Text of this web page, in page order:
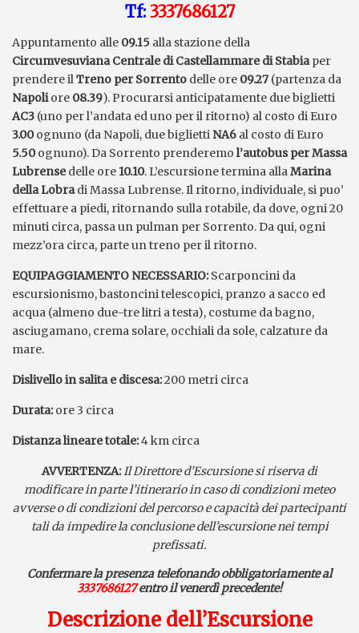
Tf:3337686127
Appuntamento alle 09.15 alla stazione della
CircumvesuvianaCentralediCastellammare di Stabiaper
prendere il Treno per Sorrento delle ore 09.27 (partenza da
Napoliore 08.39). Procurarsi anticipatamente due biglietti
AC3 (uno per l’andata ed uno per il ritorno) al costo di Euro
3.00ognuno (da Napoli, due biglietti NA6 al costo di Euro
5.50ognuno). Da Sorrento prenderemo l’autobus per Massa
Lubrensedelle ore 10.10. L’escursione termina alla Marina
della Lobradi Massa Lubrense. Il ritorno, individuale, si puo’
effettuare a piedi, ritornando sulla rotabile, da dove, ogni 20
minuti circa, passa un pulman per Sorrento. Da qui, ogni
mezz’ora circa, parte un treno per il ritorno.
EQUIPAGGIAMENTO NECESSARIO:Scarponcini da
escursionismo, bastoncini telescopici, pranzo a sacco ed
acqua (almeno due-tre litri a testa), costume da bagno,
asciugamano, crema solare, occhiali da sole, calzature da
mare.
Dislivello in salita e discesa:200 metri circa
Durata:ore 3 circa
Distanza lineare totale:4 km circa
AVVERTENZA:IlDirettored’Escursione si riserva di
modificare in parte l’itinerario in caso di condizioni meteo
avverse o di condizioni del percorso e capacità dei partecipanti
tali da impedire la conclusione dell’escursione nei tempi
prefissati.
Confermare la presenzatelefonandoobbligatoriamenteal
3337686127entro il venerdì precedente!
Descrizione dell’Escursione